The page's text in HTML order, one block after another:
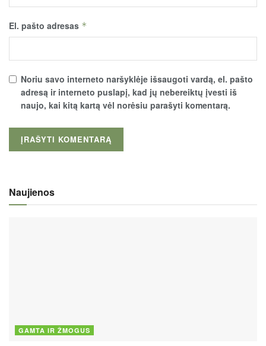
El. pašto adresas *
Noriu savo interneto naršyklėje išsaugoti vardą, el. pašto
adresą ir interneto puslapį, kad jų nebereiktų įvesti iš
naujo, kai kitą kartą vėl norėsiu parašyti komentarą.
Naujienos
GAMTA IR ŽMOGUS